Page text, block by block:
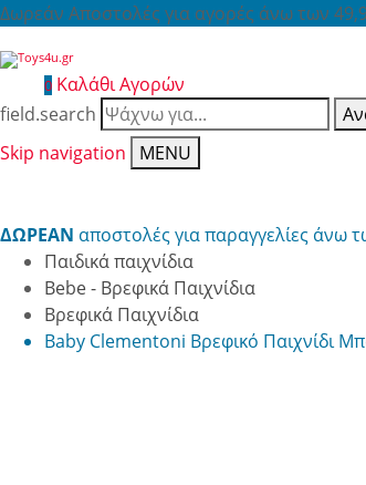
Δωρεάν Αποστολές για αγορές άνω των
0 Καλάθι Αγορών
field.search
Skip navigation
MENU
ΔΩΡΕΑΝ αποστολές για παραγγελίες άνω
Παιδικά παιχνίδια
Bebe - Βρεφικά Παιχνίδια
Βρεφικά Παιχνίδια
Baby Clementoni Βρεφικό Παιχνίδι